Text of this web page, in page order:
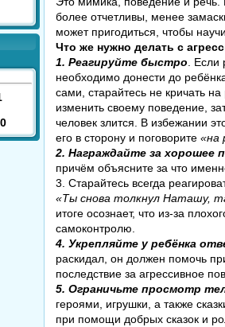
0
более отчетливы, менее
может пригодиться, чтобы
Что же нужно делать с
1. Реагируйте быстро. Если
необходимо донести до
сами, старайтесь не кричать
изменить своему поведение,
человек злится. В избежании
его в сторону и поговорите «на
2. Награждайте за хорошее
причём объясните за что
3. Старайтесь всегда
«Ты снова толкнул Наташу,
итоге осознает, что из-за
самоконтролю.
4. Укрепляйте у ребёнка
раскидал, он должен помочь
последствие за агрессивное
5. Ограничьте просмотр
героями, игрушки, а также
при помощи добрых сказок и